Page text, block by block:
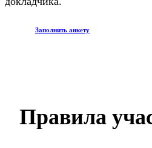
Заполнить анкету
Правила